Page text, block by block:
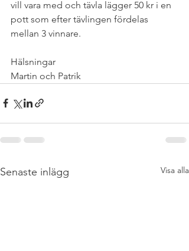
vill vara med och tävla lägger 50 kr i en
pott som efter tävlingen fördelas
mellan 3 vinnare.
Hälsningar
Martin och Patrik
Senaste inlägg Visa alla